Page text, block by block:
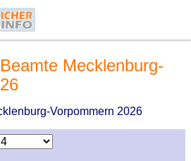
Mecklenburg-
Vorpommern 2026